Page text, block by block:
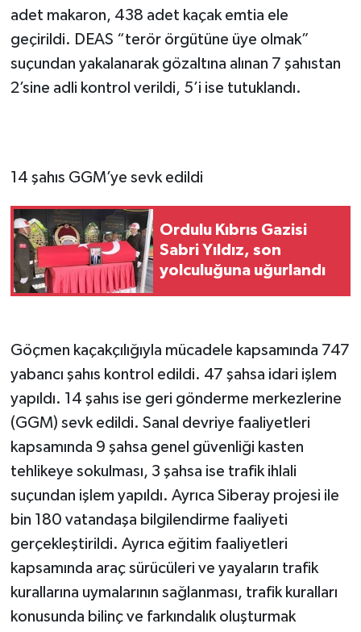
adet makaron, 438 adet kaçak emtia ele
geçirildi. DEAS “terör örgütüne üye olmak”
suçundan yakalanarak gözaltına alınan 7 şahıstan
2’sine adli kontrol verildi, 5’i ise tutuklandı.
14 şahıs GGM’ye sevk edildi
Ordulu Kıbrıs Gazisi
Sabri Yıldız, son
yolculuğuna uğurlandı
Göçmen kaçakçılığıyla mücadele kapsamında 747
yabancı şahıs kontrol edildi. 47 şahsa idari işlem
yapıldı. 14 şahıs ise geri gönderme merkezlerine
(GGM) sevk edildi. Sanal devriye faaliyetleri
kapsamında 9 şahsa genel güvenliği kasten
tehlikeye sokulması, 3 şahsa ise trafik ihlali
suçundan işlem yapıldı. Ayrıca Siberay projesi ile
bin 180 vatandaşa bilgilendirme faaliyeti
gerçekleştirildi. Ayrıca eğitim faaliyetleri
kapsamında araç sürücüleri ve yayaların trafik
kurallarına uymalarının sağlanması, trafik kuralları
konusunda bilinç ve farkındalık oluşturmak